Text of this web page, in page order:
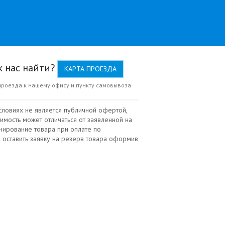
нас найти? КАРТА ПРОЕЗДА
к нашему офису и пункту самовывоза
не является публичной офертой,
может отличаться от заявленной на
товара при оплате по
заявку на резерв товара оформив